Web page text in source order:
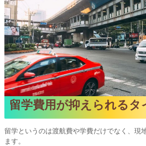
留学費用が抑えられるタ
留学というのは渡航費や学費だけでなく、現
ます。